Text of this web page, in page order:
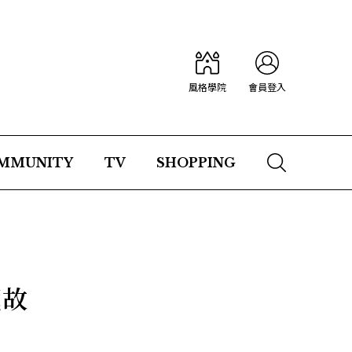
風格學院 會員登入
TV SHOPPING